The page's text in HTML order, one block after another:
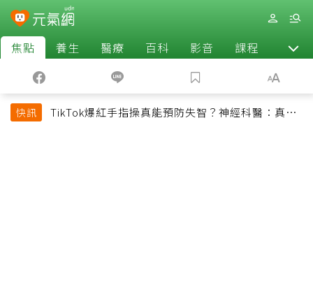
焦點 養生 醫療 百科 影音 課程 退休
快訊
TikTok爆紅手指操真能預防失智？神經科醫：真正